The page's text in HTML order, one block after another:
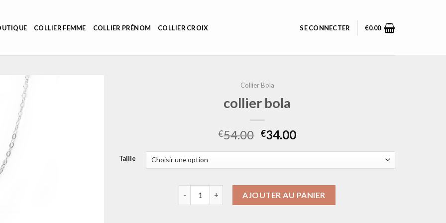
COLLIER FEMME COLLIER PRÉNOM COLLIER CROIX SE CONNECTER €0.00
Collier Bola
collier bola
€54.00 €34.00
Taille
AJOUTER AU PANIER